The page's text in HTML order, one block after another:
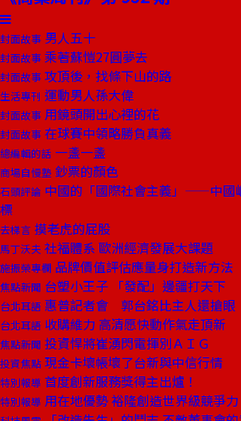
封面故事 男人五十
封面故事 乘著蘇愷27圓夢去
封面故事 攻頂後，找條下山的路
生活專刊 運動男人孫大偉
封面故事 用鏡頭開出心裡的花
封面故事 在球賽中領略勝負真義
總編輯的話 一盞一盞
商場自慢塾 鈔票的顏色
石頭評論 中國的「國際社會主義」——中國
標
去梯言 摸老虎的屁股
馬丁沃夫 社福體系 歐洲經濟發展大課題
施振榮專欄 品牌價值評估應量身打造新方法
焦點新聞 台塑小王子 「發配」邊疆打天下
台北耳語 惠普記者會 郭台銘比主人還搶眼
台北耳語 收購維力 高清愿快動作氣走頂新
焦點新聞 投資悍將崔湧閃電揮別ＡＩＧ
投資焦點 現金卡壞帳壞了台新與中信行情
特別報導 首度創新服務獎得主出爐！
特別報導 用在地優勢 裕隆創造世界級競爭力